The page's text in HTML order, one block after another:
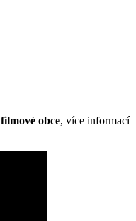
filmové obce, více informací